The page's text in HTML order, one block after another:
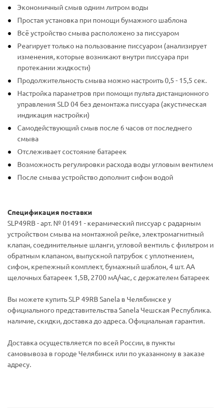
Экономичный смыв одним литром воды
Простая установка при помощи бумажного шаблона
Всё устройство смыва расположено за писсуаром
Реагирует только на пользование писсуаром (анализирует
изменения, которые возникают внутри писсуара при
протекании жидкости)
Продолжительность смыва можно настроить 0,5 - 15,5 сек.
Настройка параметров при помощи пульта дистанционного
управления SLD 04 без демонтажа писсуара (акустическая
индикация настройки)
Самодействующий смыв после 6 часов от последнего
смыва
Отслеживает состояние батареек
Возможность регулировки расхода воды угловым вентилем
После смыва устройство дополнит сифон водой
Спецификация поставки
SLP49RB - арт. № 01491 - керамический писсуар с радарным
устройством смыва на монтажной рейке, электромагнитный
клапан, соединительные шланги, угловой вентиль с фильтром и
обратным клапаном, выпускной патрубок с уплотнением,
сифон, крепежный комплект, бумажный шаблон, 4 шт. AA
щелочных батареек 1,5В, 2700 мA/час, c держателем батареек
Вы можете купить SLP 49RB Sanela в Челябинске у
официального представительства Sanela Чешская Республика.
наличие, скидки, доставка до адреса. Официальная гарантия.
Доставка осуществляется по всей России, в пункты
самовывоза в городе Челябинск или по указанному в заказе
адресу.